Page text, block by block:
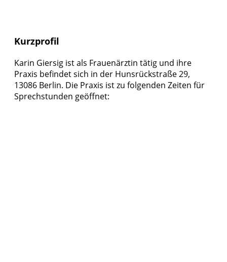
Kurzprofil
Karin Giersig ist als Frauenärztin tätig und ihre
Praxis befindet sich in der Hunsrückstraße 29,
13086 Berlin. Die Praxis ist zu folgenden Zeiten für
Sprechstunden geöffnet: